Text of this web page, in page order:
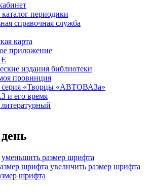
периодики
справочная служба
карта
приложение
издания библиотеки
провинция
«Творцы «АВТОВАЗа»
и его время
уменьшить размер шрифта
увеличить размер шрифта